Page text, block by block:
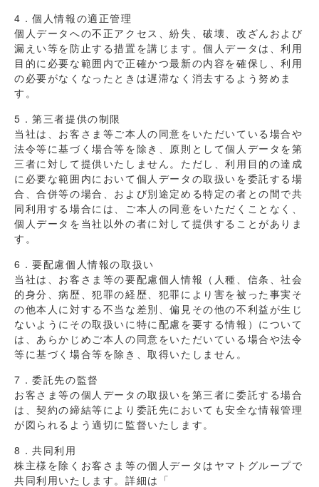
4．個人情報の適正管理
個人データへの不正アクセス、紛失、破壊、改ざんおよび
漏えい等を防止する措置を講じます。個人データは、利用
目的に必要な範囲内で正確かつ最新の内容を確保し、利用
の必要がなくなったときは遅滞なく消去するよう努めま
す。
5．第三者提供の制限
当社は、お客さま等ご本人の同意をいただいている場合や
法令等に基づく場合等を除き、原則として個人データを第
三者に対して提供いたしません。ただし、利用目的の達成
に必要な範囲内において個人データの取扱いを委託する場
合、合併等の場合、および別途定める特定の者との間で共
同利用する場合には、ご本人の同意をいただくことなく、
個人データを当社以外の者に対して提供することがありま
す。
6．要配慮個人情報の取扱い
当社は、お客さま等の要配慮個人情報（人種、信条、社会
的身分、病歴、犯罪の経歴、犯罪により害を被った事実そ
の他本人に対する不当な差別、偏見その他の不利益が生じ
ないようにその取扱いに特に配慮を要する情報）について
は、あらかじめご本人の同意をいただいている場合や法令
等に基づく場合等を除き、取得いたしません。
7．委託先の監督
お客さま等の個人データの取扱いを第三者に委託する場合
は、契約の締結等により委託先においても安全な情報管理
が図られるよう適切に監督いたします。
8．共同利用
株主様を除くお客さま等の個人データはヤマトグループで
共同利用いたします。詳細は「